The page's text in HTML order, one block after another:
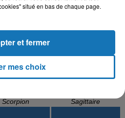
Scorpion Sagittaire
situé en bas de chaque page.
mes choix
et fermer